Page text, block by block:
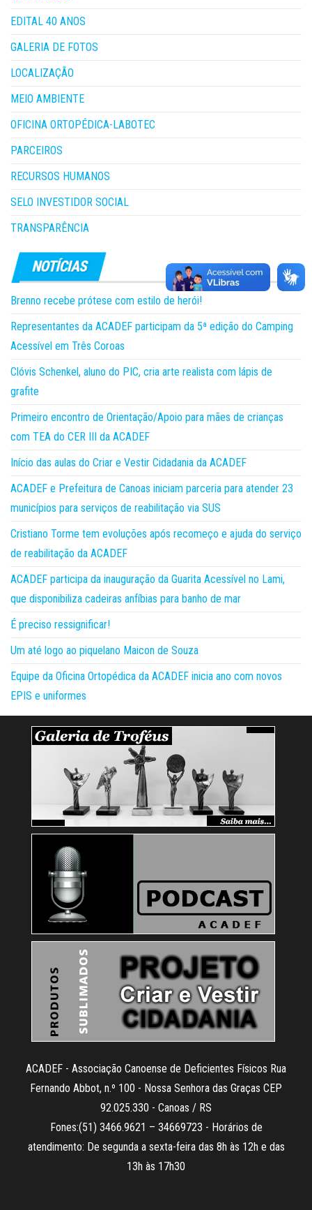
EDITAL 40 ANOS
GALERIA DE FOTOS
LOCALIZAÇÃO
MEIO AMBIENTE
OFICINA ORTOPÉDICA-LABOTEC
PARCEIROS
RECURSOS HUMANOS
SELO INVESTIDOR SOCIAL
TRANSPARÊNCIA
Brenno recebe prótese com estilo de herói!
Representantes da ACADEF participam da 5ª edição do Camping
Acessível em Três Coroas
Clóvis Schenkel, aluno do PIC, cria arte realista com lápis de
grafite
Primeiro encontro de Orientação/Apoio para mães de crianças
com TEA do CER III da ACADEF
Início das aulas do Criar e Vestir Cidadania da ACADEF
ACADEF e Prefeitura de Canoas iniciam parceria para atender 23
municípios para serviços de reabilitação via SUS
Cristiano Torme tem evoluções após recomeço e ajuda do serviço
de reabilitação da ACADEF
ACADEF participa da inauguração da Guarita Acessível no Lami,
que disponibiliza cadeiras anfíbias para banho de mar
É preciso ressignificar!
Um até logo ao piquelano Maicon de Souza
Equipe da Oficina Ortopédica da ACADEF inicia ano com novos
EPIS e uniformes
ACADEF - Associação Canoense de Deficientes Físicos Rua
Fernando Abbot, n.º 100 - Nossa Senhora das Graças CEP
92.025.330 - Canoas / RS
Fones:(51) 3466.9621 – 34669723 - Horários de
atendimento: De segunda a sexta-feira das 8h às 12h e das
13h às 17h30